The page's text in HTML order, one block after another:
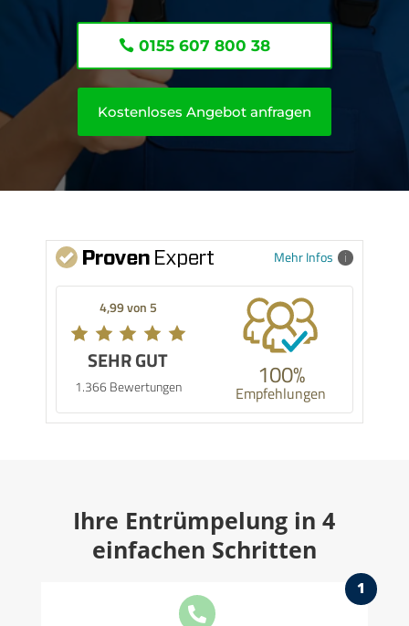
0155 607 800 38
Kostenloses Angebot anfragen
Mehr Infos
4,99 von 5
SEHR GUT
1.366 Bewertungen 100%
Empfehlungen
Ihre Entrümpelung in 4
einfachen Schritten

1